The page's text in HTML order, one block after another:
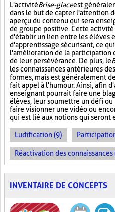
L'activitéBrise-glaceest
dans le but de capter l'attention
aperçu du contenu qui sera
de groupe positive. Cette
d'établir un lien entre les élèves
d'apprentissage sécurisant, ce
l'amélioration de la participation
de leur persévérance. De plus, le
les connaissances antérieures
formes, mais est généralement
fait appel à l'humour. Ainsi, afin
enseignant pourrait faire une
élèves, leur soumettre un défi
faire visionner une vidéo ou
qui est lié aux notions qui seront
Ludification (9)
Réactivation des connaissances
INVENTAIRE DE CONCEPTS